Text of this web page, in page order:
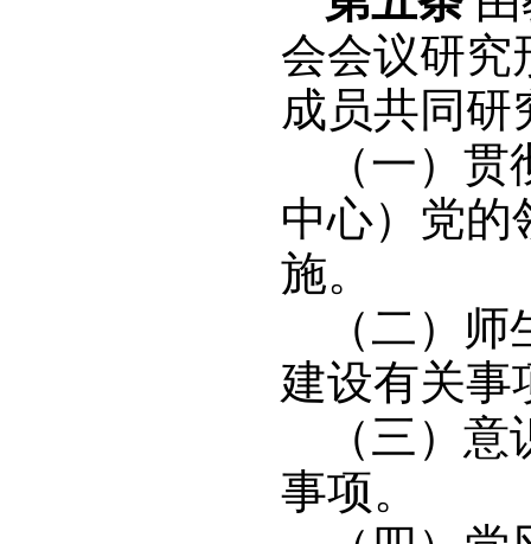
会会议研究
成员共同研
（一）
中心）党的
施。
（二）
建设有关事
（三）
事项。